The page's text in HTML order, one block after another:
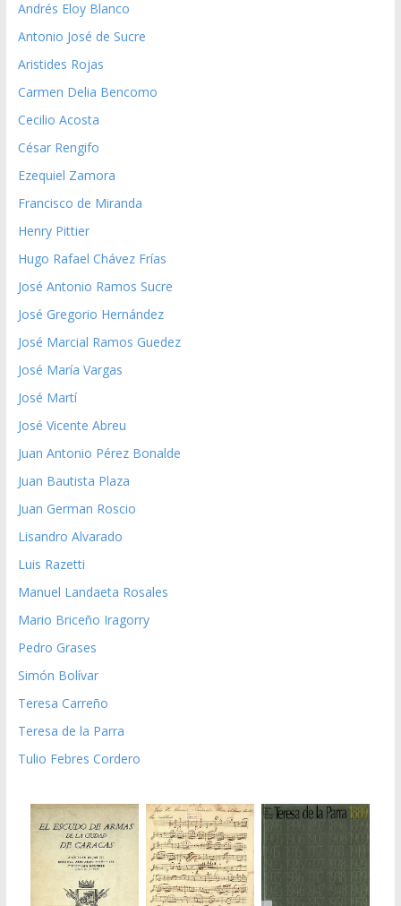
Andrés Eloy Blanco
Antonio José de Sucre
Aristides Rojas
Carmen Delia Bencomo
Cecilio Acosta
César Rengifo
Ezequiel Zamora
Francisco de Miranda
Henry Pittier
Hugo Rafael Chávez Frías
José Antonio Ramos Sucre
José Gregorio Hernández
José Marcial Ramos Guedez
José María Vargas
José Martí
José Vicente Abreu
Juan Antonio Pérez Bonalde
Juan Bautista Plaza
Juan German Roscio
Lisandro Alvarado
Luis Razetti
Manuel Landaeta Rosales
Mario Briceño Iragorry
Pedro Grases
Simón Bolívar
Teresa Carreño
Teresa de la Parra
Tulio Febres Cordero